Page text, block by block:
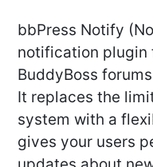
bbPress Notify
notification plugin
BuddyBoss
It replaces the
system with a
gives your users